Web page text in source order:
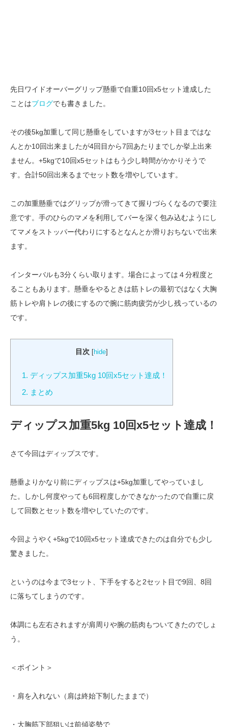
先日ワイドオーバーグリップ懸垂で自重10回x5セット達成した
ことはブログでも書きました。
その後5kg加重して同じ懸垂をしていますが3セット目まではな
んとか10回出来ましたが4回目から7回あたりまでしか挙上出来
ません。+5kgで10回x5セットはもう少し時間がかかりそうで
す。合計50回出来るまでセット数を増やしています。
この加重懸垂ではグリップが滑ってきて握りづらくなるので要注
意です。手のひらのマメを利用してバーを深く包み込むようにし
てマメをストッパー代わりにするとなんとか滑りおちないで出来
ます。
インターバルも3分くらい取ります。場合によっては４分程度と
ることもあります。懸垂をやるときは筋トレの最初ではなく大胸
筋トレや肩トレの後にするので腕に筋肉疲労が少し残っているの
です。
目次 hide
1. ディップス加重5kg 10回x5セット達成！
2. まとめ
ディップス加重5kg 10回x5セット達成！
さて今回はディップスです。
懸垂よりかなり前にディップスは+5kg加重してやっていまし
た。しかし何度やっても6回程度しかできなかったので自重に戻
して回数とセット数を増やしていたのです。
今回ようやく+5kgで10回x5セット達成できたのは自分でも少し
驚きました。
というのは今まで3セット、下手をすると2セット目で9回、8回
に落ちてしまうのです。
体調にも左右されますが肩周りや腕の筋肉もついてきたのでしょ
う。
＜ポイント＞
・肩を入れない（肩は終始下制したままで）
・大胸筋下部狙いは前傾姿勢で